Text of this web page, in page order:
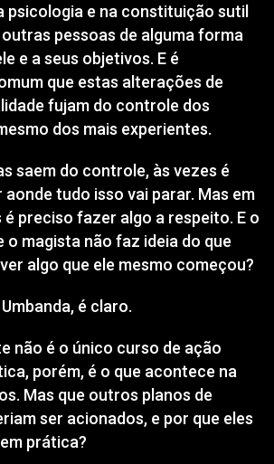
psicologia e na constituição sutil
pessoas de alguma forma
e a seus objetivos. E é
que estas alterações de
fujam do controle dos
dos mais experientes.
saem do controle, às vezes é
tudo isso vai parar. Mas em
preciso fazer algo a respeito. E o
o magista não faz ideia do que
algo que ele mesmo começou?
é claro.
não é o único curso de ação
porém, é o que acontece na
Mas que outros planos de
ser acionados, e por que eles
prática?